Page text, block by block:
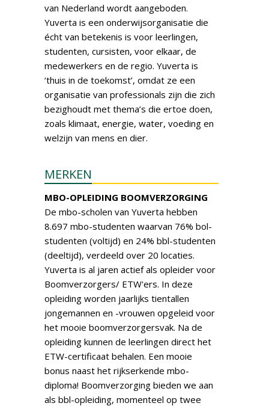
van Nederland wordt aangeboden.
Yuverta is een onderwijsorganisatie die
écht van betekenis is voor leerlingen,
studenten, cursisten, voor elkaar, de
medewerkers en de regio. Yuverta is
‘thuis in de toekomst’, omdat ze een
organisatie van professionals zijn die zich
bezighoudt met thema’s die ertoe doen,
zoals klimaat, energie, water, voeding en
welzijn van mens en dier.
MERKEN
MBO-OPLEIDING BOOMVERZORGING
De mbo-scholen van Yuverta hebben
8.697 mbo-studenten waarvan 76% bol-
studenten (voltijd) en 24% bbl-studenten
(deeltijd), verdeeld over 20 locaties.
Yuverta is al jaren actief als opleider voor
Boomverzorgers/ ETW'ers. In deze
opleiding worden jaarlijks tientallen
jongemannen en -vrouwen opgeleid voor
het mooie boomverzorgersvak. Na de
opleiding kunnen de leerlingen direct het
ETW-certificaat behalen. Een mooie
bonus naast het rijkserkende mbo-
diploma! Boomverzorging bieden we aan
als bbl-opleiding, momenteel op twee